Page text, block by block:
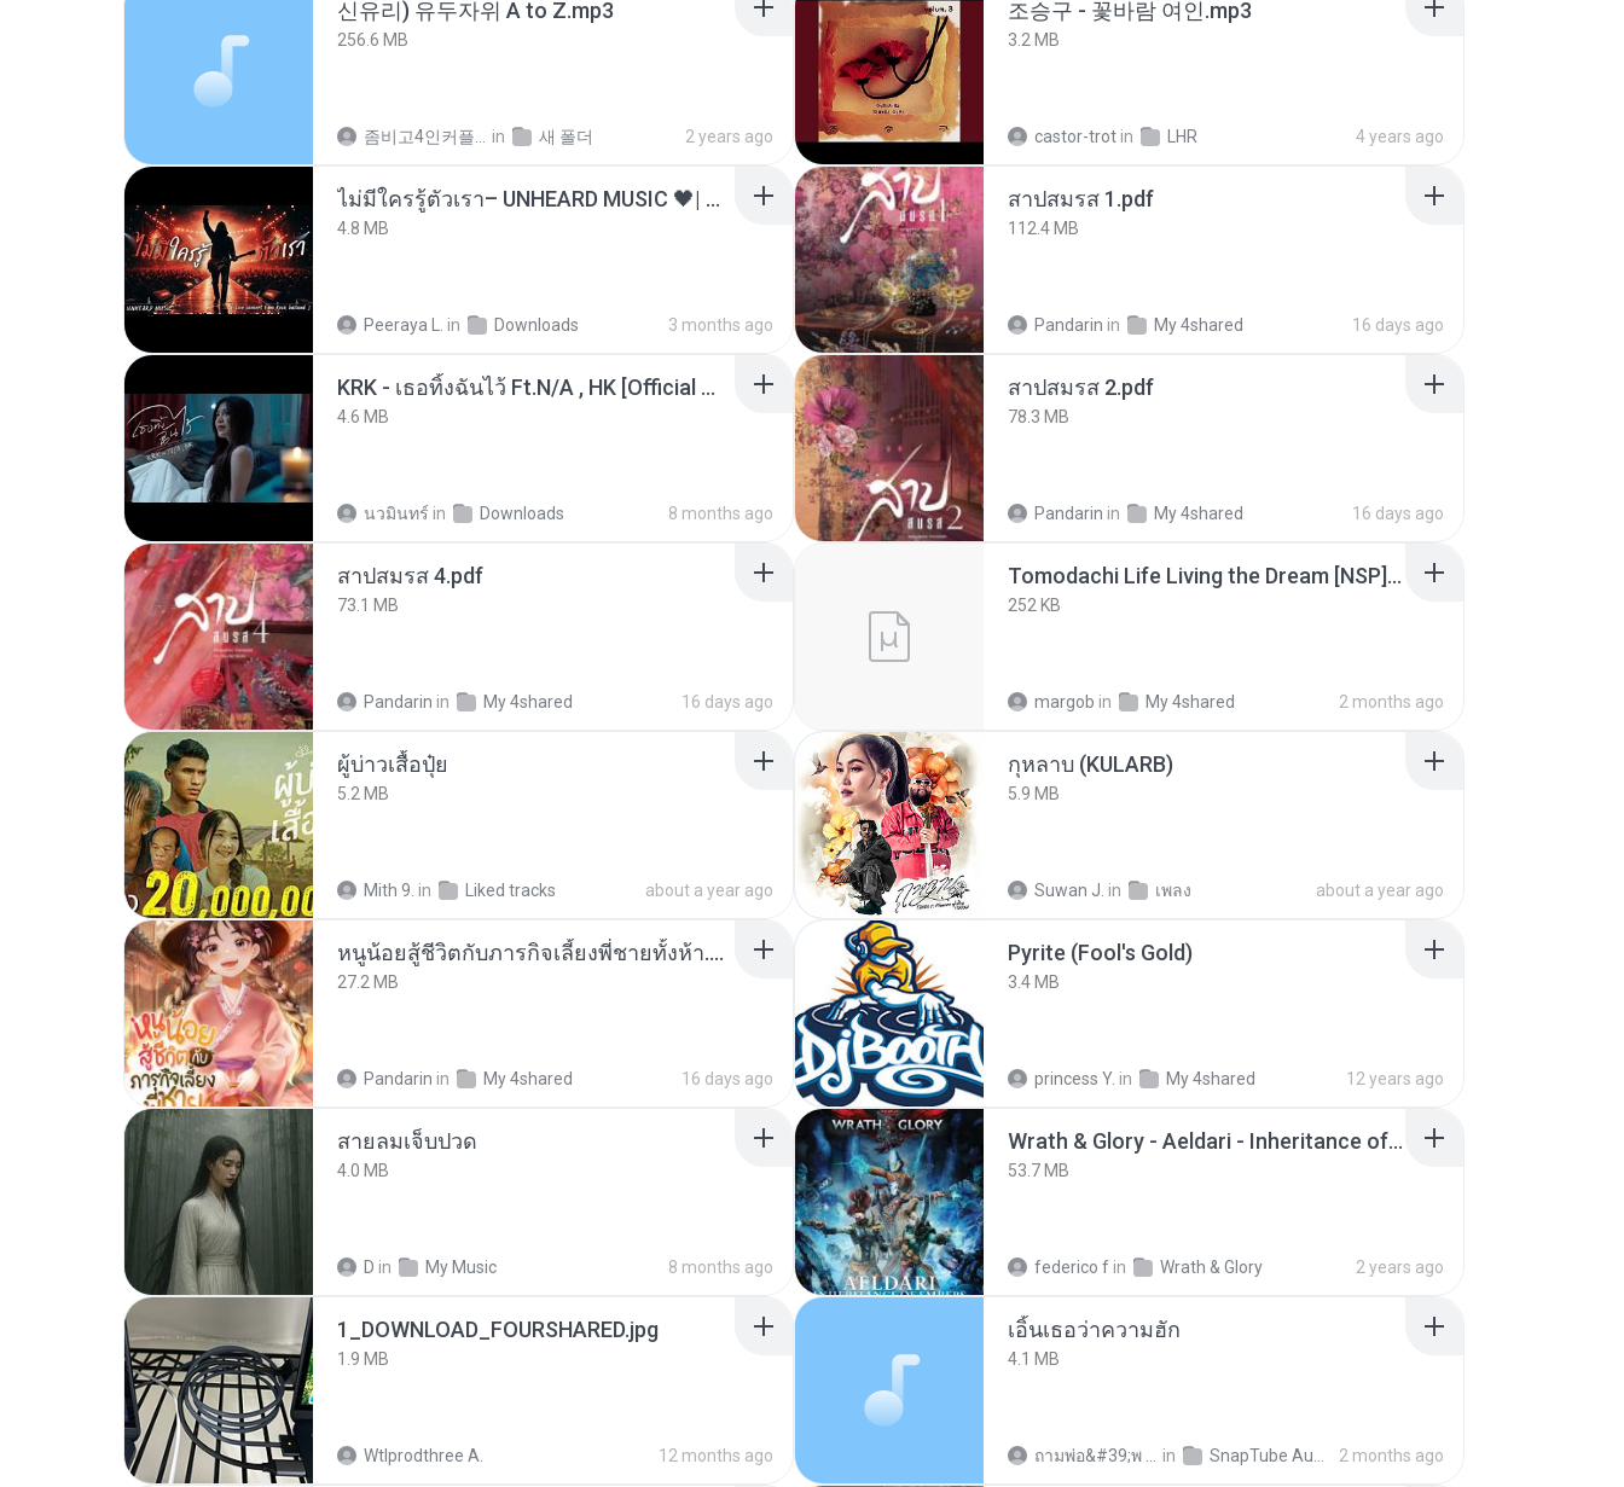
신유리) 유두자위 A to Z.mp3
256.6 MB
in 새 폴더 2 years ago
조승구 - 꽃바람 여인.mp3
3.2 MB
castor-trot in LHR 4 years ago
ไม่มีใครรู้ตัวเรา– UNHEARD MUSIC 🖤| Official Lyric Video | เพลงสู้ชีวิต
4.8 MB
Peeraya L. in Downloads 3 months ago
สาปสมรส 1.pdf
112.4 MB
Pandarin in My 4shared 16 days ago
KRK - เธอทิ้งฉันไว้ Ft.N/A , HK [Official MV]
4.6 MB
นวมินทร์ in Downloads 8 months ago
สาปสมรส 2.pdf
78.3 MB
Pandarin in My 4shared 16 days ago
สาปสมรส 4.pdf
73.1 MB
Pandarin in My 4shared 16 days ago
Tomodachi Life Living the Dream [NSP].torrent
252 KB
margob in My 4shared 2 months ago
ผู้บ่าวเสื้อปุ๋ย
5.2 MB
Mith 9. in Liked tracks about a year ago
กุหลาบ (KULARB)
5.9 MB
Suwan J. in เพลง about a year ago
หนูน้อยสู้ชีวิตกับภารกิจเลี้ยงพี่ชายทั้งห้า.pdf
27.2 MB
Pandarin in My 4shared 16 days ago
Pyrite (Fool's Gold)
3.4 MB
princess Y. in My 4shared 12 years ago
สายลมเจ็บปวด
4.0 MB
D in My Music 8 months ago
Wrath & Glory - Aeldari - Inheritance of Embers.pdf
53.7 MB
federico f in Wrath & Glory 2 years ago
1_DOWNLOAD_FOURSHARED.jpg
1.9 MB
Wtlprodthree A. 12 months ago
เอิ้นเธอว่าความฮัก
4.1 MB
in 2 months ago